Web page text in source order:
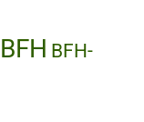
BFH BFH-